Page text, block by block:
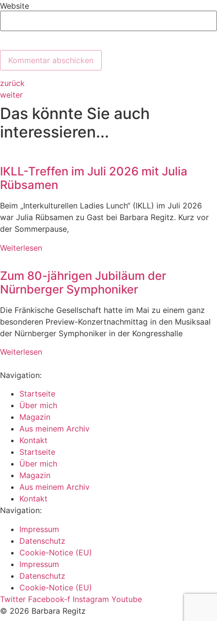
Website
zurück
weiter
Das könnte Sie auch
interessieren...
IKLL-Treffen im Juli 2026 mit Julia
Rübsamen
Beim „Interkulturellen Ladies Lunch“ (IKLL) im Juli 2026
war Julia Rübsamen zu Gast bei Barbara Regitz. Kurz vor
der Sommerpause,
Weiterlesen
Zum 80-jährigen Jubiläum der
Nürnberger Symphoniker
Die Fränkische Gesellschaft hatte im Mai zu einem ganz
besonderen Preview-Konzertnachmittag in den Musiksaal
der Nürnberger Symphoniker in der Kongresshalle
Weiterlesen
Navigation:
Startseite
Über mich
Magazin
Aus meinem Archiv
Kontakt
Startseite
Über mich
Magazin
Aus meinem Archiv
Kontakt
Navigation:
Impressum
Datenschutz
Cookie-Notice (EU)
Impressum
Datenschutz
Cookie-Notice (EU)
Twitter Facebook-f Instagram Youtube
© 2026 Barbara Regitz